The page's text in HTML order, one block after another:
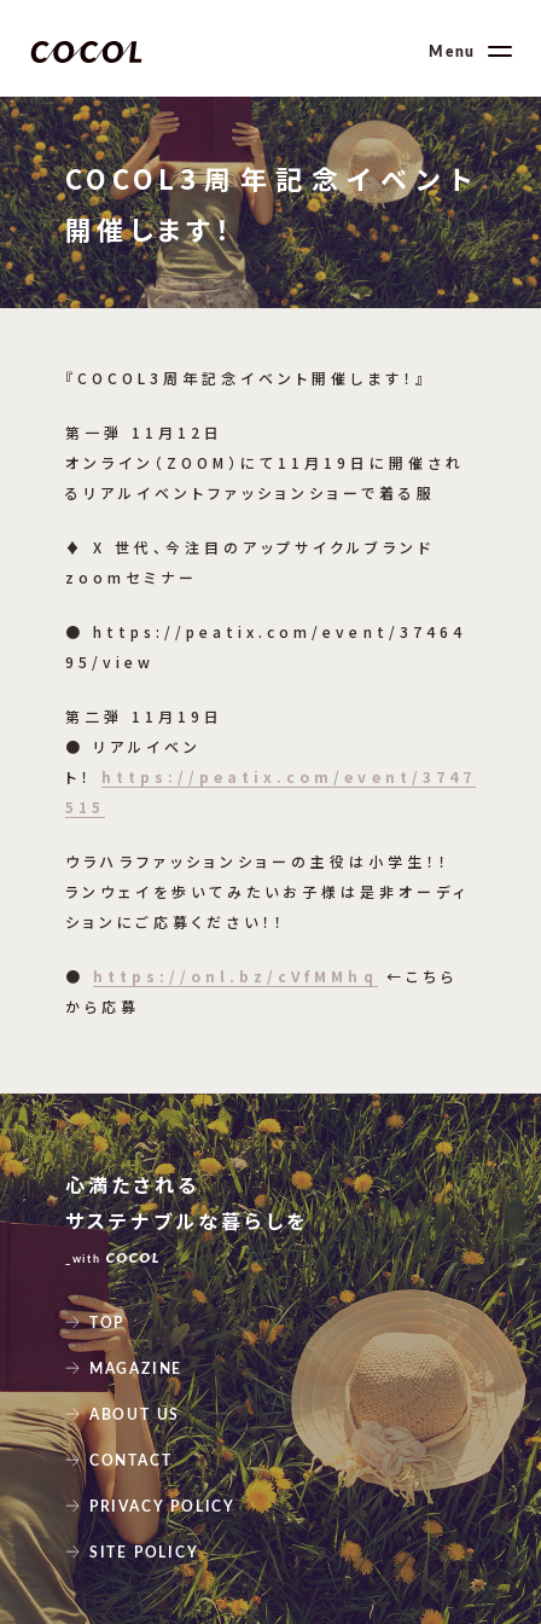
Menu
COCOL3周年記念イベント
開催します！
『COCOL3周年記念イベント開催します！』
第一弾 11月12日
オンライン（ZOOM）にて11月19日に開催され
るリアルイベントファッションショーで着る服
♦︎ X 世代、今注目のアップサイクルブランド
zoomセミナー
● https://peatix.com/event/37464
95/view
第二弾 11月19日
● リアルイベン
ト！ https://peatix.com/event/3747
515
ウラハラファッションショーの主役は小学生！！
ランウェイを歩いてみたいお子様は是非オーディ
ションにご応募ください！！
● https://onl.bz/cVfMMhq
←こちら
から応募
心満たされる
サステナブルな暮らしを
_with
TOP
MAGAZINE
ABOUT US
CONTACT
PRIVACY POLICY
SITE POLICY